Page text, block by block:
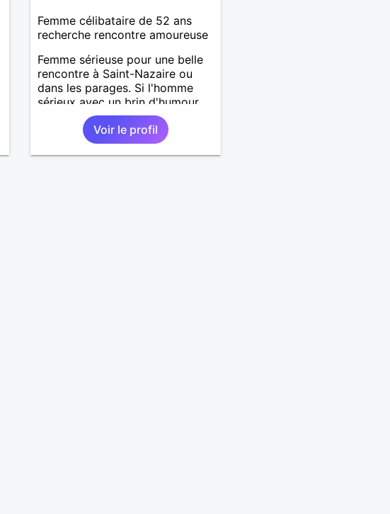
Femme célibataire de 52 ans
recherche rencontre amoureuse
Femme sérieuse pour une belle
rencontre à Saint-Nazaire ou
dans les parages. Si l'homme
sérieux avec un brin d'humour
alors tout est possible.
Voir le profil